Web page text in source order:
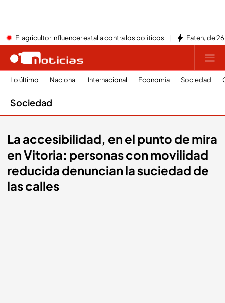
El agricultor influencer estalla contra los políticos Faten, de
Lo último Nacional Internacional Economía Sociedad
Sociedad
La accesibilidad, en el punto de mira
en Vitoria: personas con movilidad
reducida denuncian la suciedad de
las calles